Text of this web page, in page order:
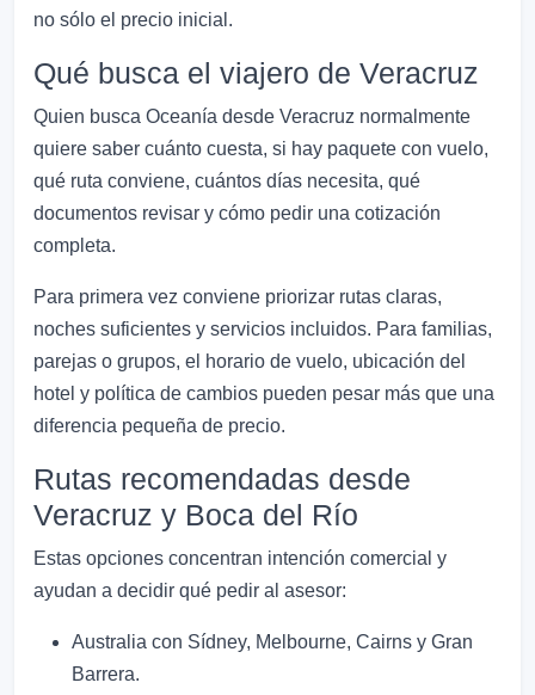
no sólo el precio inicial.
Qué busca el viajero de Veracruz
Quien busca Oceanía desde Veracruz normalmente
quiere saber cuánto cuesta, si hay paquete con vuelo,
qué ruta conviene, cuántos días necesita, qué
documentos revisar y cómo pedir una cotización
completa.
Para primera vez conviene priorizar rutas claras,
noches suficientes y servicios incluidos. Para familias,
parejas o grupos, el horario de vuelo, ubicación del
hotel y política de cambios pueden pesar más que una
diferencia pequeña de precio.
Rutas recomendadas desde
Veracruz y Boca del Río
Estas opciones concentran intención comercial y
ayudan a decidir qué pedir al asesor:
Australia con Sídney, Melbourne, Cairns y Gran
Barrera.